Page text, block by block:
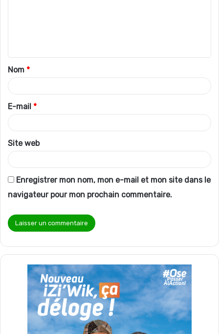
t
a
i
r
e
*
Nom *
E-mail *
Site web
Enregistrer mon nom, mon e-mail et mon site dans le
navigateur pour mon prochain commentaire.